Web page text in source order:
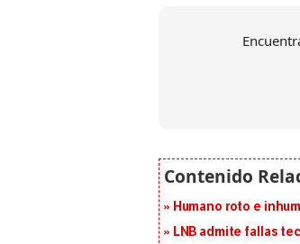
Humano roto e
LNB admite fallas